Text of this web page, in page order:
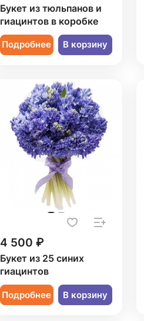
Букет из тюльпанов и
гиацинтов в коробке
Подробнее В корзину
4 500 ₽
Букет из 25 синих
гиацинтов
Подробнее В корзину